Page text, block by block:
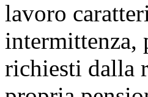
lavoro
richiesti dalla